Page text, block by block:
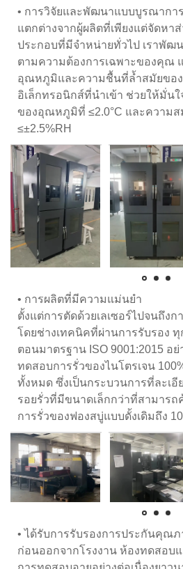
• การวิจัยและพัฒนาแบบบูรณาการ
แตกต่างจากผู้ผลิตที่เพียงแต่จัดหา
ประกอบที่มีจำหน่ายทั่วไป เราพั
ตามความต้องการเฉพาะของคุณ
อุณหภูมิและความชื้นที่ล้ำสมัยของ
อิเล็กทรอนิกส์ที่นำเข้า ช่วยให้มั่น
ของอุณหภูมิที่ ≤2.0°C และความ
≤±2.5%RH
• การผลิตที่มีความแม่นยำ
ตั้งแต่การตัดด้วยเลเซอร์ไปจนถึง
โดยช่างเทคนิคที่ผ่านการรับรอง
ตอนมาตรฐาน ISO 9001:2015 อย่
ทดสอบการรั่วของไนโตรเจน
ทั้งหมด ซึ่งเป็นกระบวนการที่ละเ
รอยรั่วที่มีขนาดเล็กกว่าที่สามาร
การรั่วของฟองสบู่แบบดั้งเดิมถึง
• ได้รับการรับรองการประกันคุณภ
ก่อนออกจากโรงงาน ห้องทดสอบ